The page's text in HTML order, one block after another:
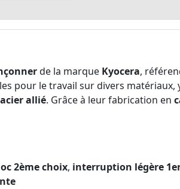
de la marque Kyocera,
pour le travail sur divers matériaux,
acier allié. Grâce à leur fabrication en
2ème choix, interruption légère